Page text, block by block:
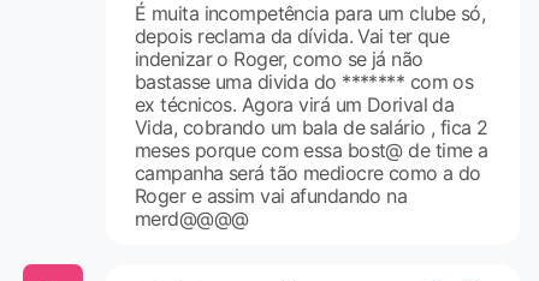
É muita incompetência para um clube só,
depois reclama da dívida. Vai ter que
indenizar o Roger, como se já não
bastasse uma divida do ******* com os
ex técnicos. Agora virá um Dorival da
Vida, cobrando um bala de salário , fica 2
meses porque com essa bost@ de time a
campanha será tão mediocre como a do
Roger e assim vai afundando na
merd@@@@